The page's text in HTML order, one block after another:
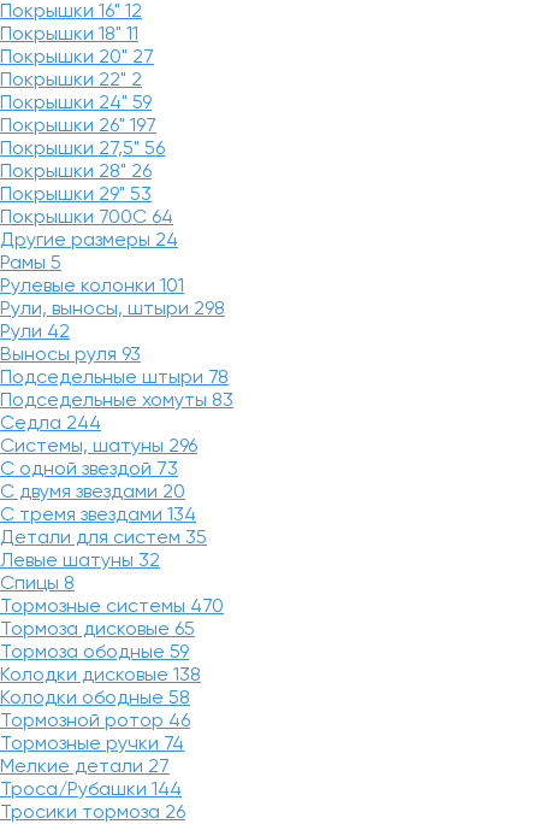
Покрышки 16" 12
Покрышки 18" 11
Покрышки 20" 27
Покрышки 22" 2
Покрышки 24" 59
Покрышки 26" 197
Покрышки 27,5" 56
Покрышки 28" 26
Покрышки 29" 53
Покрышки 700C 64
Другие размеры 24
Рамы 5
Рулевые колонки 101
Рули, выносы, штыри 298
Рули 42
Выносы руля 93
Подседельные штыри 78
Подседельные хомуты 83
Седла 244
Системы, шатуны 296
С одной звездой 73
С двумя звездами 20
С тремя звездами 134
Детали для систем 35
Левые шатуны 32
Спицы 8
Тормозные системы 470
Тормоза дисковые 65
Тормоза ободные 59
Колодки дисковые 138
Колодки ободные 58
Тормозной ротор 46
Тормозные ручки 74
Мелкие детали 27
Троса/Рубашки 144
Тросики тормоза 26